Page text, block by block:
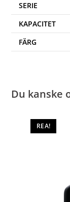
SERIE
KAPACITET
FÄRG
Du kanske
REA!